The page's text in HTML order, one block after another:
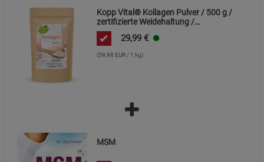
Kopp Vital® Kollagen Pulver / 500 g /
zertifizierte Weidehaltung /
Kollagenhydrolysat / Kollagenpeptid /
91% Eiweiß
29,99 €
(59,98 EUR / 1 kg)
MSM
Statistik Cookies (1)
Beschreibung Statistik Cookies
Marketing Cookies (3)
Beschreibung Marketing Cookies
Cookie-Informationen